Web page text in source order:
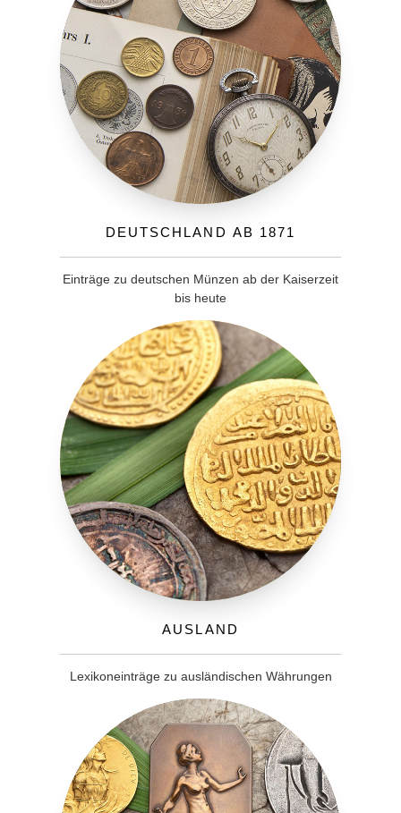
Deutschland ab 1871
Einträge zu deutschen Münzen ab der Kaiserzeit
bis heute
Ausland
Lexikoneinträge zu ausländischen Währungen